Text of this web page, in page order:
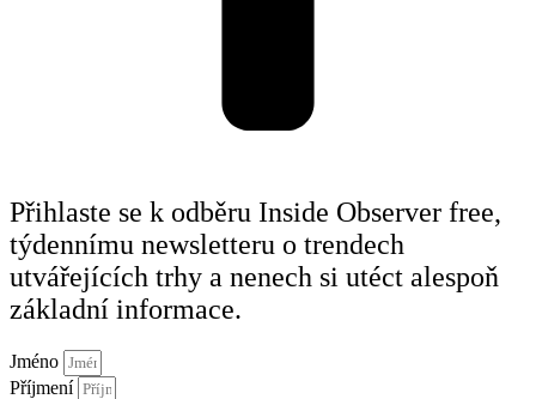
Přihlaste se k odběru Inside Observer free,
týdennímu newsletteru o trendech
utvářejících trhy a nenech si utéct alespoň
základní informace.
Jméno
Příjmení